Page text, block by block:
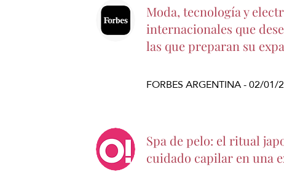
Moda, tecnología y
internacionales que
las que preparan su
FORBES ARGENTINA - 02/01/
Spa de pelo: el ritual
cuidado capilar en una